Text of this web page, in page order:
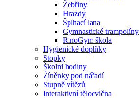
Žebřiny
Hrazdy
Šplhací lana
Gymnastické trampolíny
RinoGym škola
Hygienické doplňky
Stopky
Školní hodiny
Žíněnky pod nářadí
Stupně vítězů
Interaktivní tělocvična